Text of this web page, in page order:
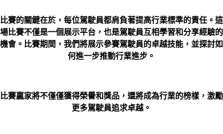
比賽的關鍵在於，每位駕駛員都肩負著提高行業標準的責任。這
場比賽不僅是一個展示平台，也是駕駛員互相學習和分享經驗的
機會。比賽期間，我們將展示參賽駕駛員的卓越技能，並探討如
何進一步推動行業進步。
比賽贏家將不僅僅獲得榮譽和獎品，還將成為行業的榜樣，激勵
更多駕駛員追求卓越。